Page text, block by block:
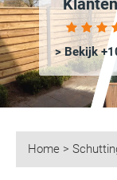
> Bekijk
Home >